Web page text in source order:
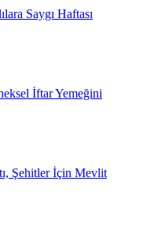
Saygı Haftası
İftar Yemeğini
Şehitler İçin Mevlit